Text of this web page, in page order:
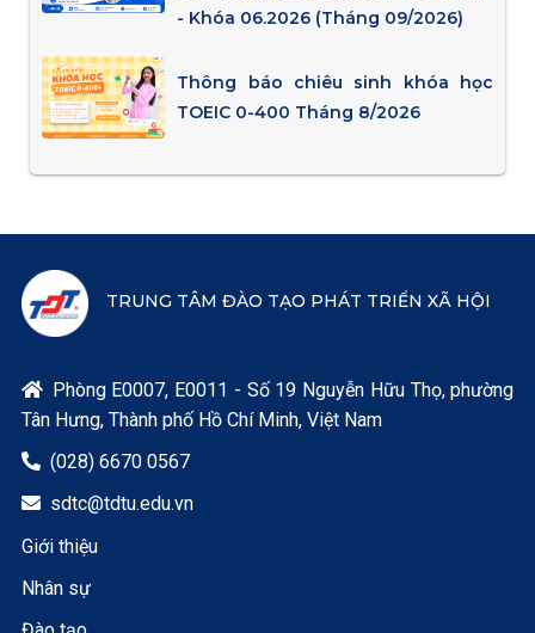
- Khóa 06.2026 (Tháng 09/2026)
Thông báo chiêu sinh khóa học
TOEIC 0-400 Tháng 8/2026
TRUNG TÂM ĐÀO TẠO PHÁT TRIỂN XÃ HỘI
 Phòng E0007, E0011 - Số 19 Nguyễn Hữu Thọ, phường
Tân Hưng, Thành phố Hồ Chí Minh, Việt Nam
 (028) 6670 0567
 sdtc@tdtu.edu.vn
Giới thiệu
Nhân sự